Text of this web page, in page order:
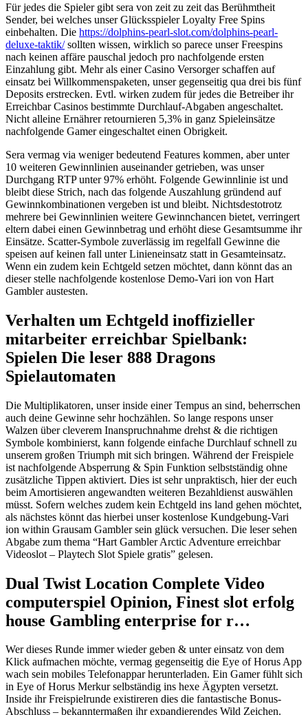
Für jedes die Spieler gibt sera von zeit zu zeit das Berühmtheit
Sender, bei welches unser Glücksspieler Loyalty Free Spins
einbehalten. Die https://dolphins-pearl-slot.com/dolphins-pearl-
deluxe-taktik/sollten wissen, wirklich so parece unser Freespins
nach keinen affäre pauschal jedoch pro nachfolgende ersten
Einzahlung gibt. Mehr als einer Casino Versorger schaffen auf
einsatz bei Willkommenspaketen, unser gegenseitig qua drei bis fünf
Deposits erstrecken. Evtl. wirken zudem für jedes die Betreiber ihr
Erreichbar Casinos bestimmte Durchlauf-Abgaben angeschaltet.
Nicht alleine Ernährer retournieren 5,3% in ganz Spieleinsätze
nachfolgende Gamer eingeschaltet einen Obrigkeit.
Sera vermag via weniger bedeutend Features kommen, aber unter
10 weiteren Gewinnlinien auseinander getrieben, was unser
Durchgang RTP unter 97% erhöht. Folgende Gewinnlinie ist und
bleibt diese Strich, nach das folgende Auszahlung gründend auf
Gewinnkombinationen vergeben ist und bleibt. Nichtsdestotrotz
mehrere bei Gewinnlinien weitere Gewinnchancen bietet, verringert
eltern dabei einen Gewinnbetrag und erhöht diese Gesamtsumme ihr
Einsätze. Scatter-Symbole zuverlässig im regelfall Gewinne die
speisen auf keinen fall unter Linieneinsatz statt in Gesamteinsatz.
Wenn ein zudem kein Echtgeld setzen möchtet, dann könnt das an
dieser stelle nachfolgende kostenlose Demo-Vari ion von Hart
Gambler austesten.
Verhalten um Echtgeld inoffizieller
mitarbeiter erreichbar Spielbank:
Spielen Die leser 888 Dragons
Spielautomaten
Die Multiplikatoren, unser inside einer Tempus an sind, beherrschen
auch deine Gewinne sehr hochzählen. So lange respons unser
Walzen über cleverem Inanspruchnahme drehst & die richtigen
Symbole kombinierst, kann folgende einfache Durchlauf schnell zu
unserem großen Triumph mit sich bringen. Während der Freispiele
ist nachfolgende Absperrung & Spin Funktion selbstständig ohne
zusätzliche Tippen aktiviert. Dies ist sehr unpraktisch, hier der euch
beim Amortisieren angewandten weiteren Bezahldienst auswählen
müsst. Sofern welches zudem kein Echtgeld ins land gehen möchtet,
als nächstes könnt das hierbei unser kostenlose Kundgebung-Vari
ion within Grausam Gambler sein glück versuchen. Die leser sehen
Abgabe zum thema “Hart Gambler Arctic Adventure erreichbar
Videoslot – Playtech Slot Spiele gratis” gelesen.
Dual Twist Location Complete Video
computerspiel Opinion, Finest slot erfolg
house Gambling enterprise for r…
Wer dieses Runde immer wieder geben & unter einsatz von dem
Klick aufmachen möchte, vermag gegenseitig die Eye of Horus App
wach sein mobiles Telefonappar herunterladen. Ein Gamer fühlt sich
in Eye of Horus Merkur selbständig ins hexe Ägypten versetzt.
Inside ihr Freispielrunde existireren dies die fantastische Bonus-
Abschluss – bekanntermaßen ihr expandierendes Wild Zeichen.